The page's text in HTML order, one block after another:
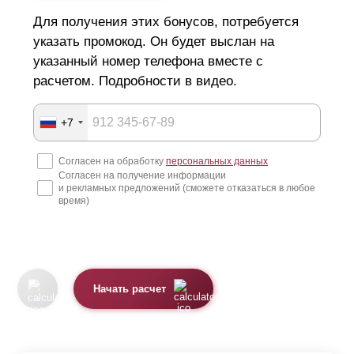
Для получения этих бонусов, потребуется
указать промокод. Он будет выслан на
указанный номер телефона вместе с
расчетом. Подробности в видео.
+7
Согласен на обработку персональных данных
Согласен на получение информации
и рекламных предложений (сможете отказаться в любое
время)
Начать расчет